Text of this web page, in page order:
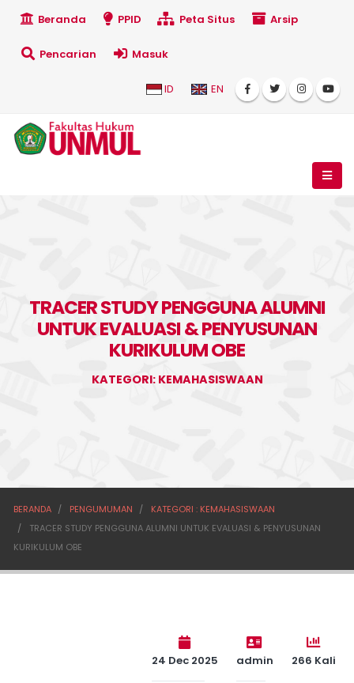
Beranda PPID Peta Situs Arsip
Pencarian Masuk
ID EN
TRACER STUDY PENGGUNA ALUMNI
UNTUK EVALUASI & PENYUSUNAN
KURIKULUM OBE
KATEGORI: KEMAHASISWAAN
BERANDA PENGUMUMAN
KATEGORI : KEMAHASISWAAN
TRACER STUDY PENGGUNA ALUMNI UNTUK EVALUASI & PENYUSUNAN
KURIKULUM OBE
24 Dec 2025 admin 266 Kali